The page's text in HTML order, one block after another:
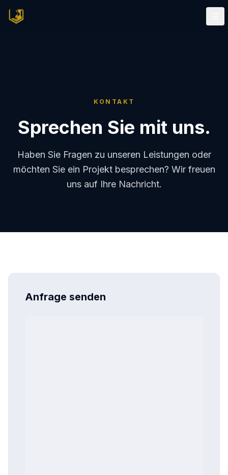
KONTAKT
Sprechen Sie mit uns.
Haben Sie Fragen zu unseren Leistungen oder
möchten Sie ein Projekt besprechen? Wir freuen
uns auf Ihre Nachricht.
Anfrage senden